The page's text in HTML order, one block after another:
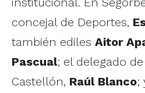
concejal de Deportes,
también ediles Aitor
Pascual; el delegado de
Castellón, Raúl Blanco;